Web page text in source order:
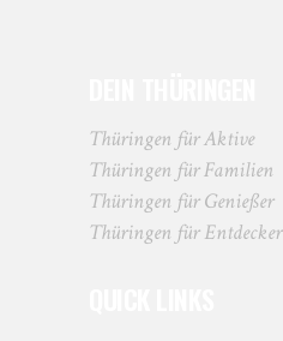
Thüringen für Aktive
Thüringen für Familien
Thüringen für Genießer
Thüringen für Entdecker